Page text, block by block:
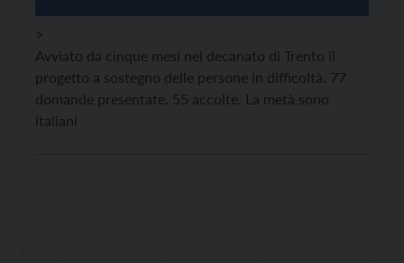
>
Avviato da cinque mesi nel decanato di Trento il
progetto a sostegno delle persone in difficoltà. 77
domande presentate, 55 accolte. La metà sono
italiani